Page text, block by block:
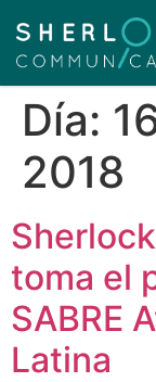
Día:
2018
toma el
SABRE
Latina